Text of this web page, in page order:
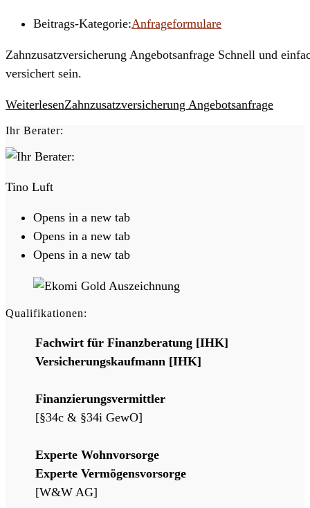
Beitrags-Kategorie:Anfrageformulare
Zahnzusatzversicherung Angebotsanfrage Schnell und
versichert sein.
WeiterlesenZahnzusatzversicherung Angebotsanfrage
Ihr Berater:
Tino Luft
Opens in a new tab
Opens in a new tab
Opens in a new tab
Qualifikationen:
Fachwirt für Finanzberatung [IHK]
Versicherungskaufmann [IHK]
Finanzierungsvermittler
[§34c & §34i GewO]
Experte Wohnvorsorge
Experte Vermögensvorsorge
[W&W AG]